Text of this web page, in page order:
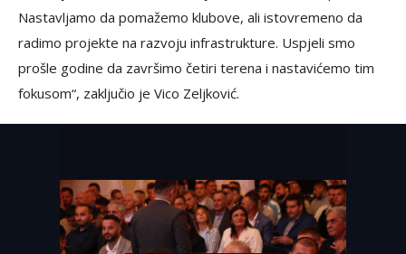
Nastavljamo da pomažemo klubove, ali istovremeno da
radimo projekte na razvoju infrastrukture. Uspjeli smo
prošle godine da završimo četiri terena i nastavićemo tim
fokusom“, zaključio je Vico Zeljković.